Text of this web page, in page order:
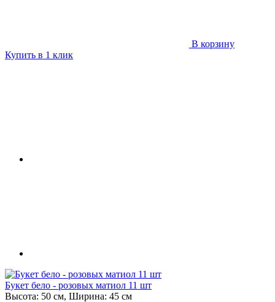
В корзину
Купить в 1 клик
Букет бело - розовых матиол 11 шт
Высота: 50 см, Ширина: 45 см